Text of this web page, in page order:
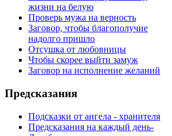
жизни на белую
Проверь мужа на верность
Заговор, чтобы благополучие
надолго пришло
Отсушка от любовницы
Чтобы скорее выйти замуж
Заговор на исполнение желаний
Предсказания
Подсказки от ангела - хранителя
Предсказания на каждый день-